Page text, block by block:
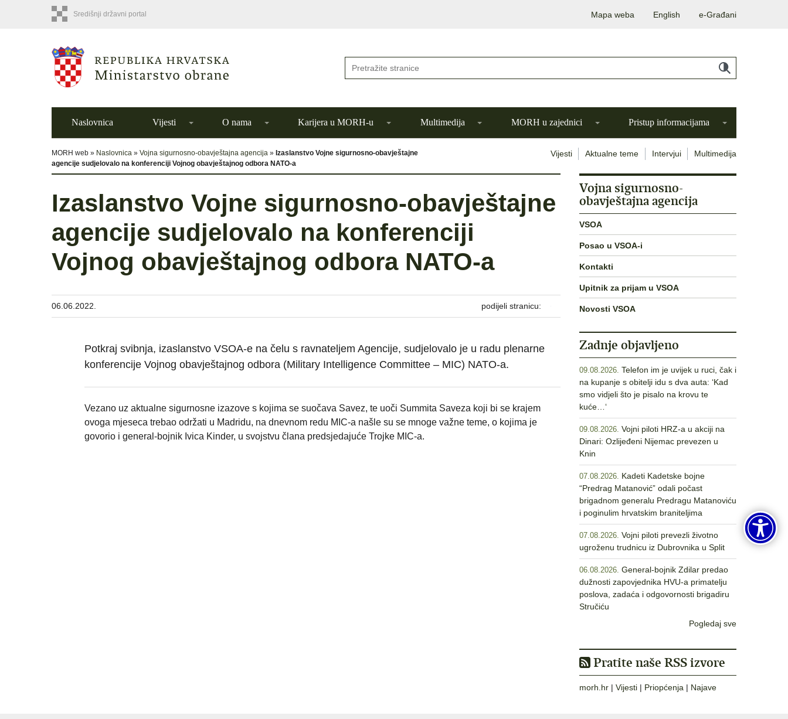
Središnji državni portal Mapa weba English e-Građani
Naslovnica Vijesti O nama Karijera u MORH-u Multimedija MORH u zajednici Pristup informacijama
MORH web » Naslovnica » Vojna sigurnosno-obavještajna agencija » Izaslanstvo Vojne sigurnosno-obavještajne
agencije sudjelovalo na konferenciji Vojnog obavještajnog odbora NATO-a
Vijesti Aktualne teme Intervjui Multimedija
Izaslanstvo Vojne sigurnosno-obavještajne
agencije sudjelovalo na konferenciji
Vojnog obavještajnog odbora NATO-a
06.06.2022. podijeli stranicu:
Potkraj svibnja, izaslanstvo VSOA-e na čelu s ravnateljem Agencije, sudjelovalo je u radu plenarne
konferencije Vojnog obavještajnog odbora (Military Intelligence Committee – MIC) NATO-a.
Vezano uz aktualne sigurnosne izazove s kojima se suočava Savez, te uoči Summita Saveza koji bi se krajem
ovoga mjeseca trebao održati u Madridu, na dnevnom redu MIC-a našle su se mnoge važne teme, o kojima je
govorio i general-bojnik Ivica Kinder, u svojstvu člana predsjedajuće Trojke MIC-a.
Vojna sigurnosno-
obavještajna agencija
VSOA
Posao u VSOA-i
Kontakti
Upitnik za prijam u VSOA
Novosti VSOA
Zadnje objavljeno
09.08.2026. Telefon im je uvijek u ruci, čak i
na kupanje s obitelji idu s dva auta: ‘Kad
smo vidjeli što je pisalo na krovu te
kuće…‘
09.08.2026. Vojni piloti HRZ-a u akciji na
Dinari: Ozlijeđeni Nijemac prevezen u
Knin
07.08.2026. Kadeti Kadetske bojne
“Predrag Matanović” odali počast
brigadnom generalu Predragu Matanoviću
i poginulim hrvatskim braniteljima
07.08.2026. Vojni piloti prevezli životno
ugroženu trudnicu iz Dubrovnika u Split
06.08.2026. General-bojnik Zdilar predao
dužnosti zapovjednika HVU-a primatelju
poslova, zadaća i odgovornosti brigadiru
Stručiću
Pogledaj sve
Pratite naše RSS izvore
morh.hr | Vijesti | Priopćenja | Najave